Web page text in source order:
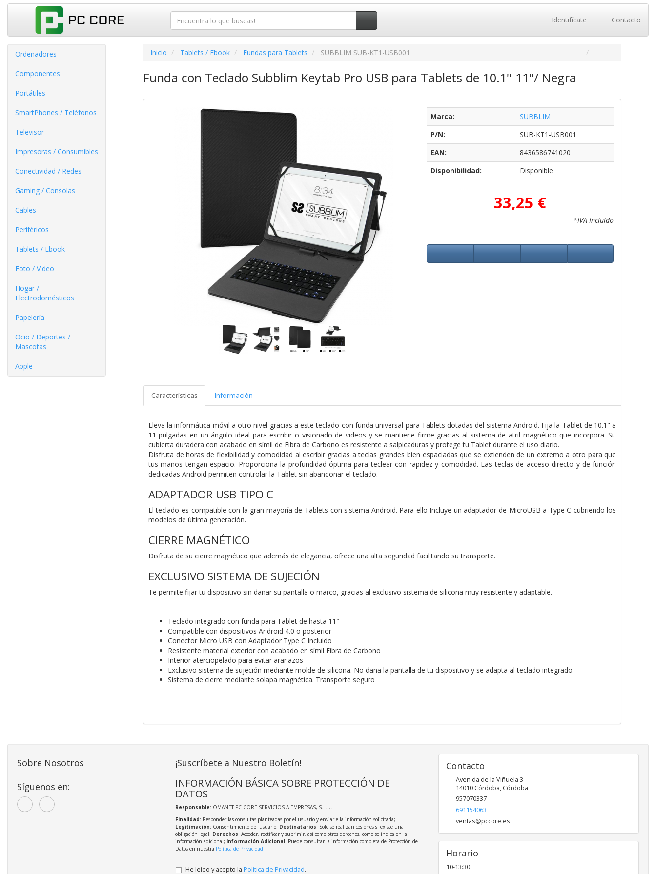
Identifícate Contacto
Ordenadores
Componentes
Portátiles
SmartPhones / Teléfonos
Televisor
Impresoras / Consumibles
Conectividad / Redes
Gaming / Consolas
Cables
Periféricos
Tablets / Ebook
Foto / Video
Hogar /
Electrodomésticos
Papelería
Ocio / Deportes /
Mascotas
Apple
Inicio Tablets / Ebook Fundas para Tablets SUBBLIM SUB-KT1-USB001
Funda con Teclado Subblim Keytab Pro USB para Tablets de 10.1"-11"/ Negra
Marca:
SUBBLIM
P/N:
SUB-KT1-USB001
EAN:
8436586741020
Disponibilidad:
Disponible
33,25 €
*IVA Incluido
Características Información
Lleva la informática móvil a otro nivel gracias a este teclado con funda universal para Tablets dotadas del sistema Android. Fija la Tablet de 10.1" a
11 pulgadas en un ángulo ideal para escribir o visionado de videos y se mantiene firme gracias al sistema de atril magnético que incorpora. Su
cubierta duradera con acabado en símil de Fibra de Carbono es resistente a salpicaduras y protege tu Tablet durante el uso diario.
Disfruta de horas de flexibilidad y comodidad al escribir gracias a teclas grandes bien espaciadas que se extienden de un extremo a otro para que
tus manos tengan espacio. Proporciona la profundidad óptima para teclear con rapidez y comodidad. Las teclas de acceso directo y de función
dedicadas Android permiten controlar la Tablet sin abandonar el teclado.
ADAPTADOR USB TIPO C
El teclado es compatible con la gran mayoría de Tablets con sistema Android. Para ello Incluye un adaptador de MicroUSB a Type C cubriendo los
modelos de última generación.
CIERRE MAGNÉTICO
Disfruta de su cierre magnético que además de elegancia, ofrece una alta seguridad facilitando su transporte.
EXCLUSIVO SISTEMA DE SUJECIÓN
Te permite fijar tu dispositivo sin dañar su pantalla o marco, gracias al exclusivo sistema de silicona muy resistente y adaptable.
Teclado integrado con funda para Tablet de hasta 11″
Compatible con dispositivos Android 4.0 o posterior
Conector Micro USB con Adaptador Type C Incluido
Resistente material exterior con acabado en símil Fibra de Carbono
Interior aterciopelado para evitar arañazos
Exclusivo sistema de sujeción mediante molde de silicona. No daña la pantalla de tu dispositivo y se adapta al teclado integrado
Sistema de cierre mediante solapa magnética. Transporte seguro
Sobre Nosotros
Síguenos en:
¡Suscríbete a Nuestro Boletín!
INFORMACIÓN BÁSICA SOBRE PROTECCIÓN DE
DATOS
Responsable: OMANET PC CORE SERVICIOS A EMPRESAS, S.L.U.
Finalidad: Responder las consultas planteadas por el usuario y enviarle la información solicitada;
Legitimación: Consentimiento del usuario; Destinatarios: Solo se realizan cesiones si existe una
obligación legal; Derechos: Acceder, rectificar y suprimir, así como otros derechos, como se indica en la
información adicional; Información Adicional: Puede consultar la información completa de Protección de
Datos en nuestra Política de Privacidad.
He leído y acepto la Política de Privacidad.
Contacto
Avenida de la Viñuela 3
14010 Córdoba, Córdoba
957070337
691154063
ventas@pccore.es
Horario
10-13:30